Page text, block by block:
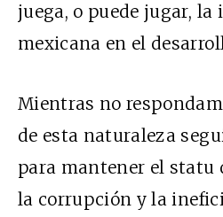
juega, o puede jugar,
mexicana en el
Mientras no
de esta naturaleza
para mantener el statu
la corrupción y la